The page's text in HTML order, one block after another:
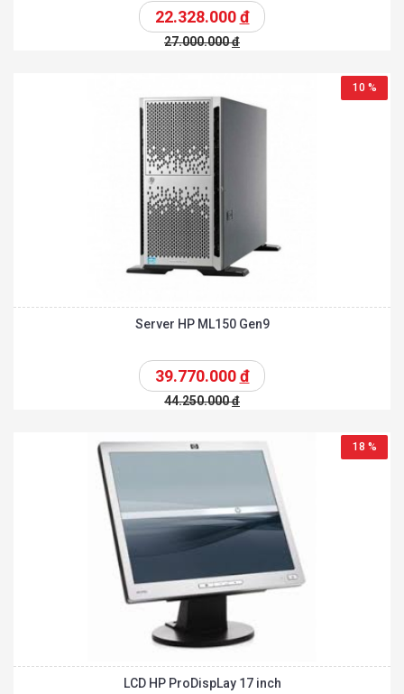
22.328.000đ
27.000.000đ
10 %
Server HP ML150 Gen9
39.770.000đ
44.250.000đ
18 %
LCD HP ProDispLay 17 inch